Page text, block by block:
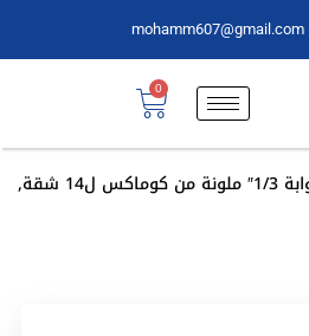
mohamm607@gmail.com
0
/ كاميرا بوابة 1/3″ ملونة من كوماكس ل14 شقة,